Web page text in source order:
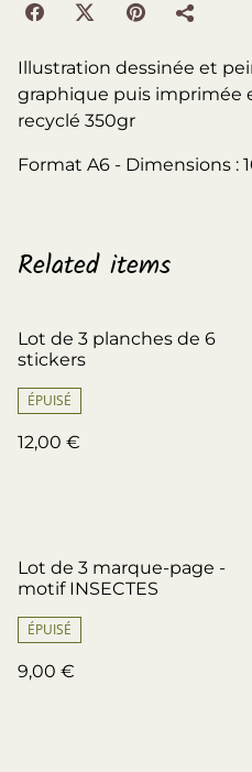
Illustration dessinée et
graphique puis imprimée
recyclé 350gr
Format A6 - Dimensions :
Related items
Lot de 3 planches de 6
stickers
ÉPUISÉ
12,00 €
Lot de 3 marque-page -
motif INSECTES
ÉPUISÉ
9,00 €